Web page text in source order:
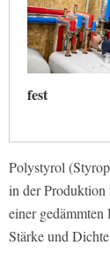
fest
Polystyrol
in der Produktion
einer gedämmten
Stärke und